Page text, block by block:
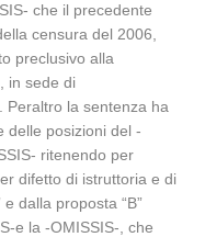
che il precedente
censura del 2006,
preclusivo alla
in sede di
Peraltro la sentenza ha
delle posizioni del -
ritenendo per
difetto di istruttoria e di
dalla proposta “B”
e la -OMISSIS-, che